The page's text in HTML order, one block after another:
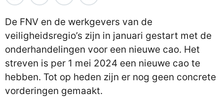
De FNV en de werkgevers van de
veiligheidsregio’s zijn in januari gestart met de
onderhandelingen voor een nieuwe cao. Het
streven is per 1 mei 2024 een nieuwe cao te
hebben. Tot op heden zijn er nog geen concrete
vorderingen gemaakt.